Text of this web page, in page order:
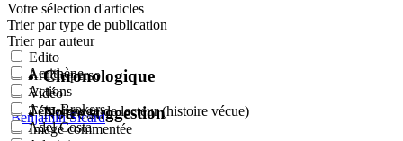
Votre sélection d'articles
Trier par type de publication
Edito
Article perso
Vidéo
Témoignage de lecteur (histoire vécue)
Image commentée
Trier par auteur
Acrithène
Actions
Actu-Brokers
Adel Costa
Chronologique
Notre suggestion
Benjamin Sicard: